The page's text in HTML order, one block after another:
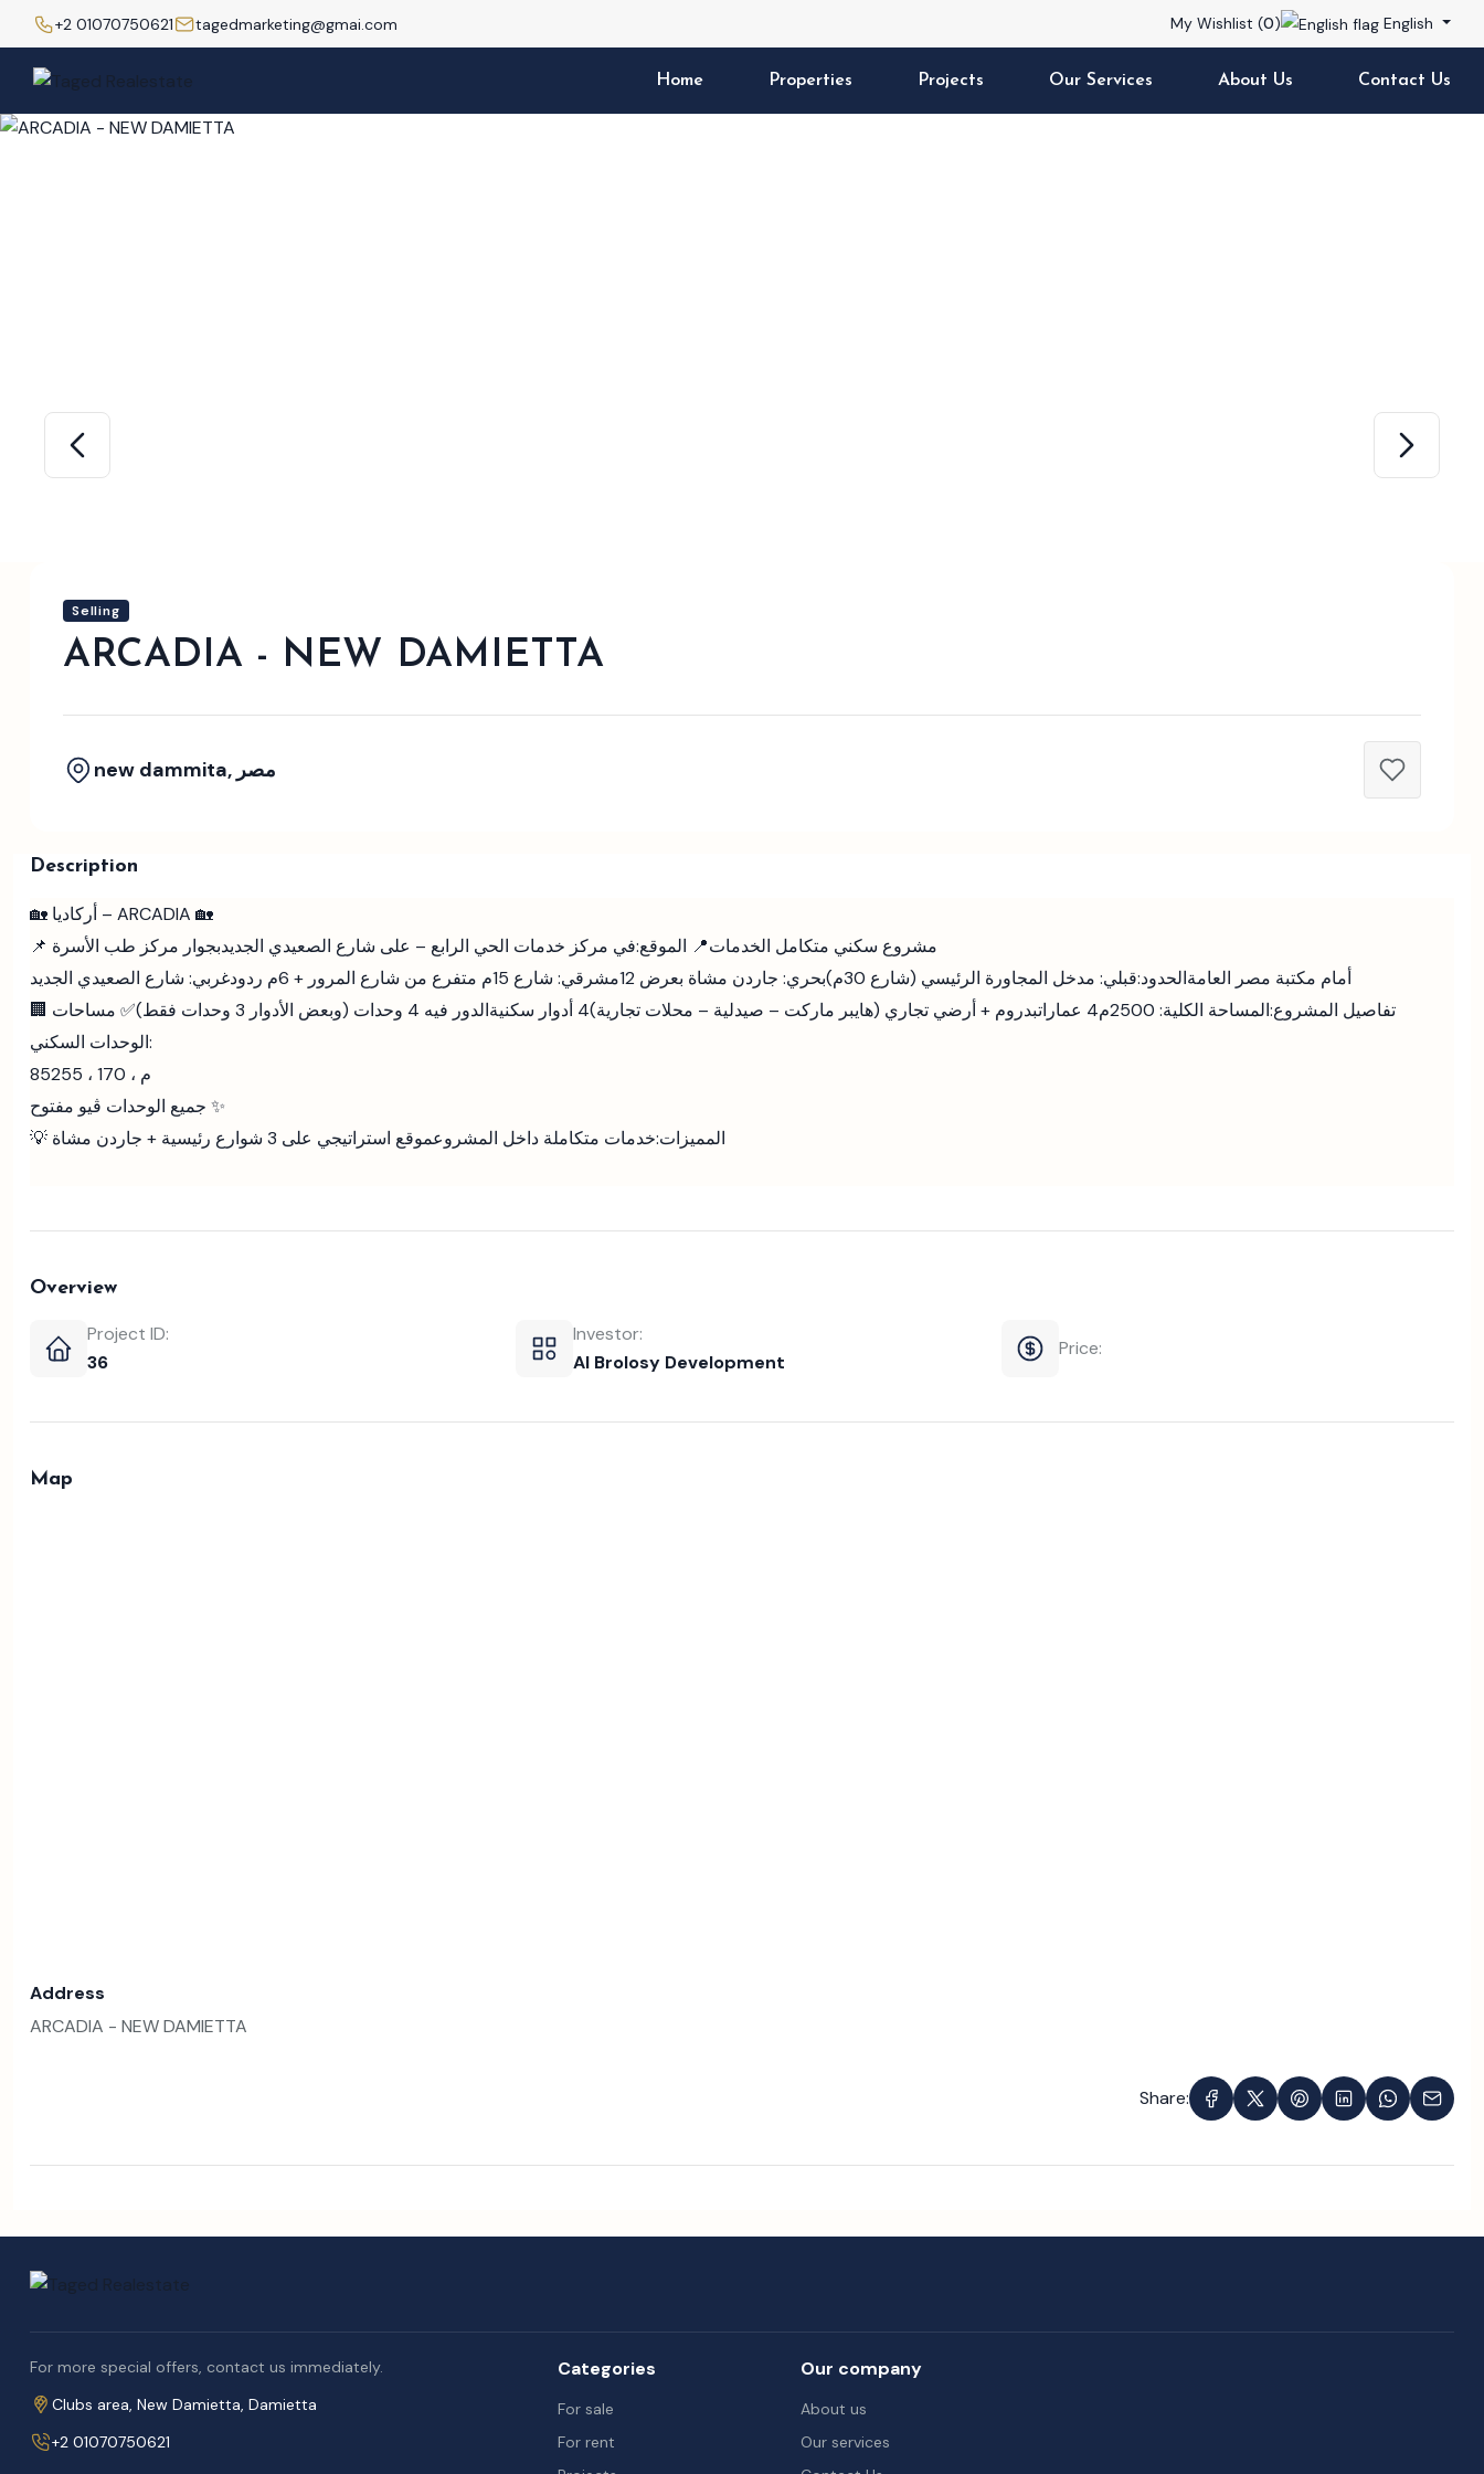
+2 01070750621 tagedmarketing@gmai.com My Wishlist (0) English
Home Properties Projects Our Services About Us Contact Us
Selling
ARCADIA - NEW DAMIETTA
new dammita, مصر
Description
🏡 أركاديا – ARCADIA 🏡
📌 مشروع سكني متكامل الخدمات📍 الموقع:في مركز خدمات الحي الرابع – على شارع الصعيدي الجديدبجوار مركز طب الأسرة
أمام مكتبة مصر العامةالحدود:قبلي: مدخل المجاورة الرئيسي (شارع 30م) بحري: جاردن مشاة بعرض 12م شرقي: شارع 15م متفرع من شارع المرور + 6م ردود
غربي: شارع الصعيدي الجديد
🏢 تفاصيل المشروع:المساحة الكلية: 2500م 4 عمارات بدروم + أرضي تجاري (هايبر ماركت – صيدلية – محلات تجارية)4 أدوار سكنية الدور فيه 4 وحدات (وبعض الأدوار 3 وحدات فقط)
✅ مساحات
الوحدات السكني:
جميع الوحدات ڤيو مفتوح ✨
💡 المميزات:خدمات متكاملة داخل المشروعموقع استراتيجي على 3 شوارع رئيسية + جاردن مشاة
Overview
Project ID:
36
Investor:
Al Brolosy Development
Price:
Map
Address
ARCADIA - NEW DAMIETTA
Share:
For more special offers, contact us immediately.
Clubs area, New Damietta, Damietta
+2 01070750621
Categories
For sale
For rent
Our company
About us
Our services